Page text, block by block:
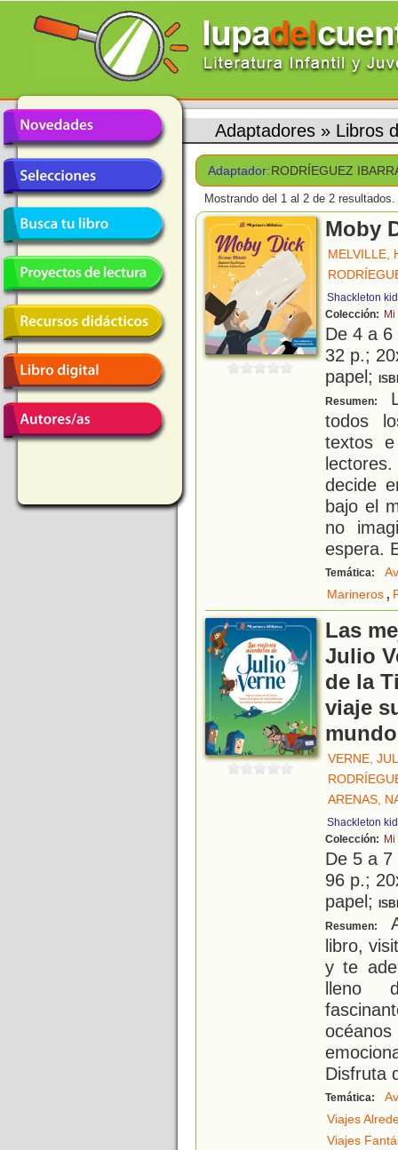
Adaptadores » Libros
Adaptador: RODRÍEGUEZ
Mostrando del 1 al 2 de 2 resultados.
Moby
MELVILLE,
Shackleton
Colección:
De 4 a
32 p.;
papel;
Resumen:
todos
textos
decide
bajo el
no
espera.
Temática:
Marineros,
Las
Julio
de la
viaje
VERNE,
ARENAS,
Shackleton
Colección:
De 5 a
96 p.;
papel;
Resumen:
libro,
y te
lleno
Disfruta
Temática:
Viajes
Viajes